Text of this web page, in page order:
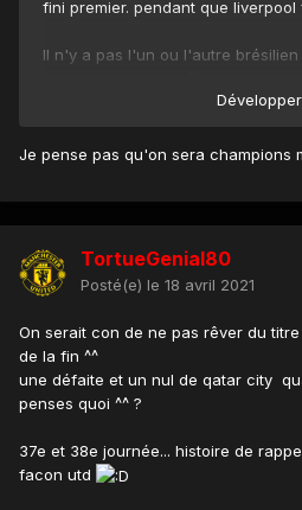
fini premier. pendant que
Il n'y a pas l'un ou l'autre
qu'on prend seulement des
Bref on gagne ce soir, villa bat
Restera 5 match et 5pts....
Développer
Je pense pas qu'on sera champions
TortueGenial80
Posté(e) le 18 avril 2021
On serait con de ne pas rêver du
de la fin ^^
une défaite et un nul de qatar city
penses quoi ^^ ?
37e et 38e journée... histoire de
facon utd